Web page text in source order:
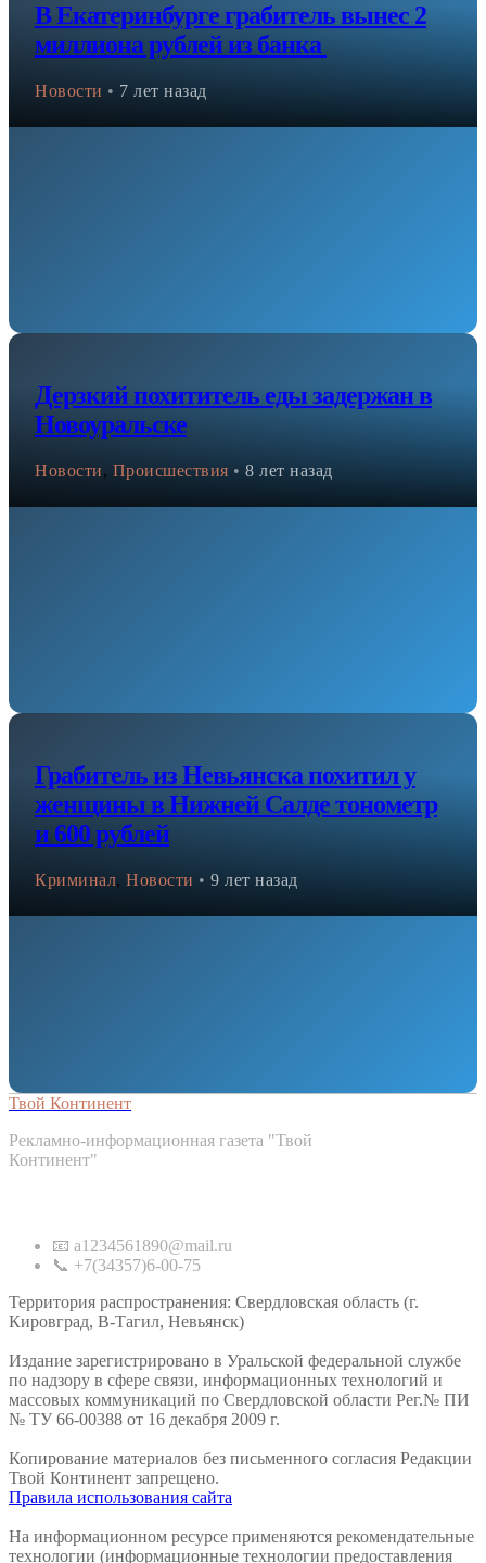
В Екатеринбурге грабитель вынес 2
миллиона рублей из банка
Новости • 7 лет назад
Дерзкий похититель еды задержан в
Новоуральске
Новости, Происшествия • 8 лет назад
Грабитель из Невьянска похитил у
женщины в Нижней Салде тонометр
и 600 рублей
Криминал, Новости • 9 лет назад
Твой Континент
Рекламно-информационная газета "Твой
Континент"
📧 a1234561890@mail.ru
📞 +7(34357)6-00-75
Территория распространения: Свердловская область (г.
Кировград, В-Тагил, Невьянск)
Издание зарегистрировано в Уральской федеральной службе
по надзору в сфере связи, информационных технологий и
массовых коммуникаций по Свердловской области Рег.№ ПИ
№ ТУ 66-00388 от 16 декабря 2009 г.
Копирование материалов без письменного согласия Редакции
Твой Континент запрещено.
Правила использования сайта
На информационном ресурсе применяются рекомендательные
технологии (информационные технологии предоставления